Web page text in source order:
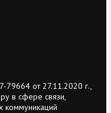
от 27.11.2020 г.,
в сфере связи,
коммуникаций